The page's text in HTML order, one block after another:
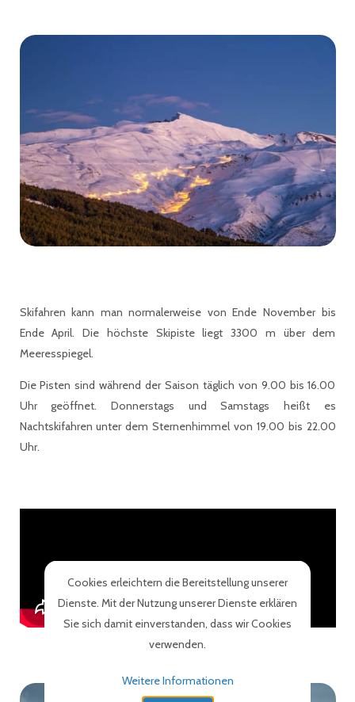
Skifahren kann man normalerweise von Ende November bis
Ende April. Die höchste Skipiste liegt 3300 m über dem
Meeresspiegel.
Die Pisten sind während der Saison täglich von 9.00 bis 16.00
Uhr geöffnet. Donnerstags und Samstags heißt es
Nachtskifahren unter dem Sternenhimmel von 19.00 bis 22.00
Uhr.
Cookies erleichtern die Bereitstellung unserer
Dienste. Mit der Nutzung unserer Dienste erklären
Sie sich damit einverstanden, dass wir Cookies
verwenden.
Weitere Informationen